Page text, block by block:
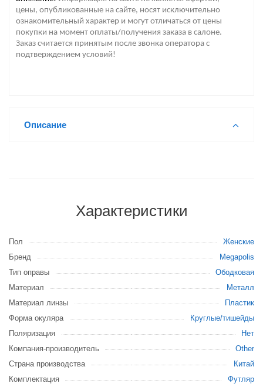
цены, опубликованные на сайте, носят исключительно
ознакомительный характер и могут отличаться от цены
покупки на момент оплаты/получения заказа в салоне.
Заказ считается принятым после звонка оператора с
подтверждением условий!
Описание
Характеристики
Пол
Женские
Бренд
Megapolis
Тип оправы
Ободковая
Материал
Металл
Материал линзы
Пластик
Форма окуляра
Круглые/тишейды
Поляризация
Нет
Компания-производитель
Other
Страна производства
Китай
Комплектация
Футляр